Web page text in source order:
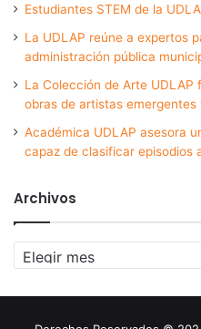
Estudiantes STEM de la
La UDLAP reúne a expertos
administración pública
La Colección de Arte
obras de artistas emergentes
Académica UDLAP asesora
capaz de clasificar episodios
Archivos
Archivos